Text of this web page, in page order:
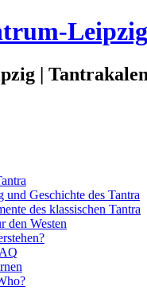
Leipzig
|
und Geschichte des Tantra
des klassischen Tantra
den Westen